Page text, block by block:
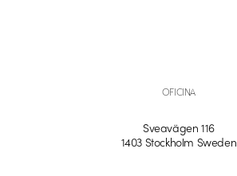
OFICINA
Sveavägen 116
1403 Stockholm Sweden